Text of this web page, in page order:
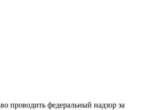
проводить федеральный надзор за